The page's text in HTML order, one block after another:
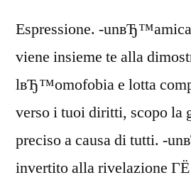
Espressione. -unвЂ™amica
viene insieme te alla
lвЂ™omofobia e lotta
verso i tuoi diritti, scopo la
preciso a causa di tutti. -
invertito alla rivelazione